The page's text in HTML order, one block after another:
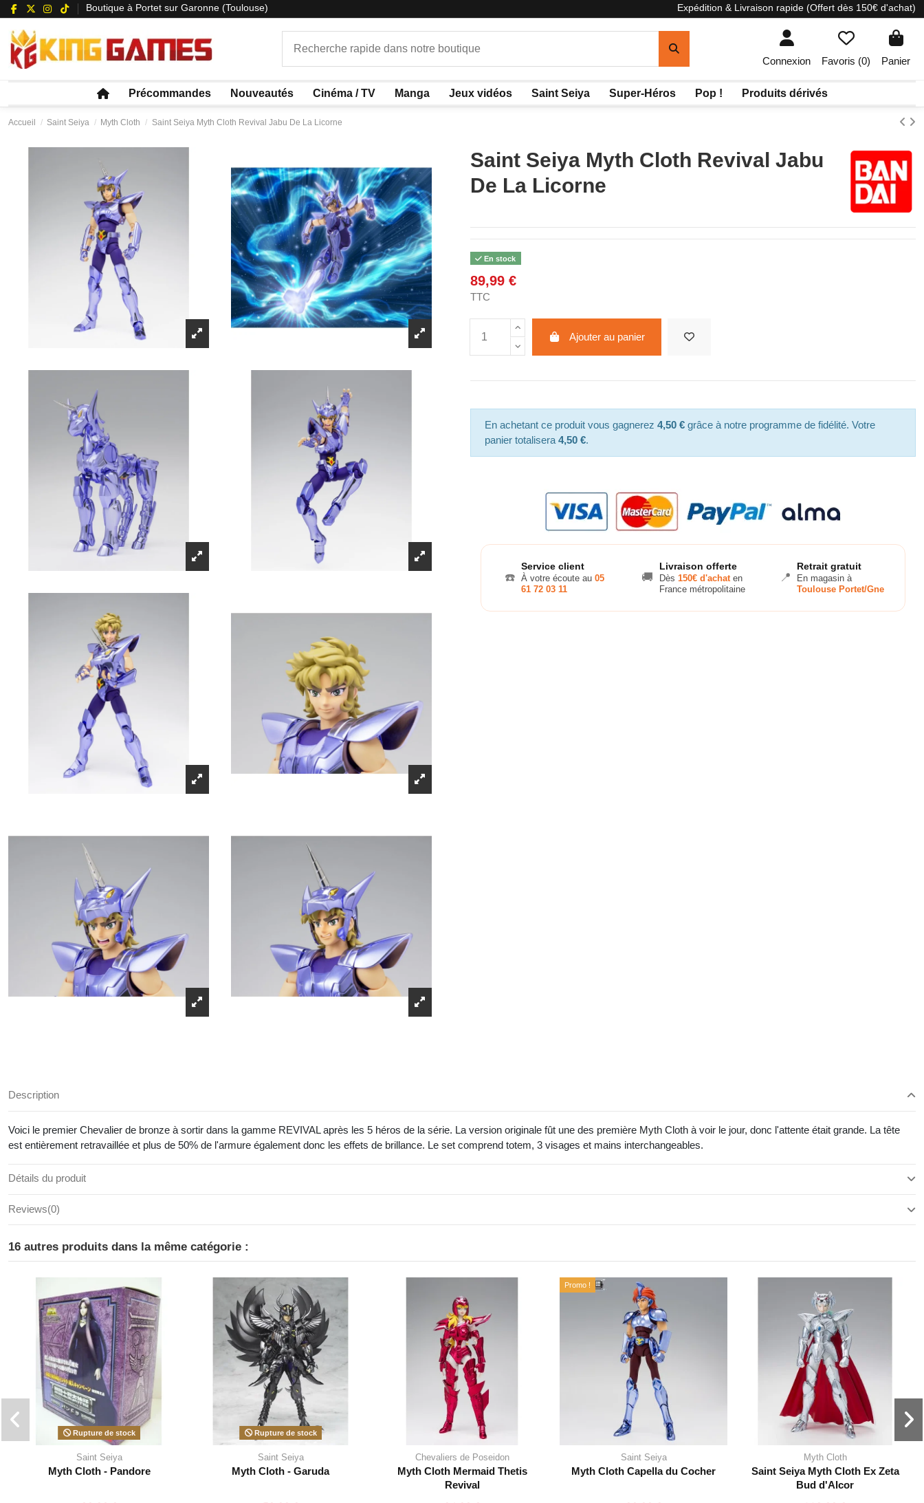
Boutique à Portet sur Garonne (Toulouse) Expédition & Livraison rapide (Offert dès 150€ d'achat)
Connexion Favoris (0) Panier
Précommandes Nouveautés Cinéma / TV Manga Jeux vidéos Saint Seiya Super-Héros Pop ! Produits dérivés
Accueil Saint Seiya Myth Cloth Saint Seiya Myth Cloth Revival Jabu De La Licorne
Saint Seiya Myth Cloth Revival Jabu
De La Licorne
En stock
89,99 €
TTC
Ajouter au panier
En achetant ce produit vous gagnerez 4,50 € grâce à notre programme de fidélité. Votre
panier totalisera 4,50 €.
☎️
Service client
À votre écoute au 05
61 72 03 11
🚚
Livraison offerte
Dès 150€ d'achaten
France métropolitaine
📍
Retrait gratuit
En magasin à
Toulouse Portet/Gne
Description
Voici le premier Chevalier de bronze à sortir dans la gamme REVIVAL après les 5 héros de la série. La version originale fût une des première Myth Cloth à voir le jour, donc l'attente était grande. La tête
est entièrement retravaillée et plus de 50% de l'armure également donc les effets de brillance. Le set comprend totem, 3 visages et mains interchangeables.
Détails du produit
Reviews(0)
16 autres produits dans la même catégorie :
Rupture de stock
Saint Seiya
Myth Cloth - Pandore
Rupture de stock
Saint Seiya
Myth Cloth - Garuda
Chevaliers de Poseidon
Myth Cloth Mermaid Thetis
Revival
Promo !
Saint Seiya
Myth Cloth Capella du Cocher
Myth Cloth
Saint Seiya Myth Cloth Ex Zeta
Bud d'Alcor